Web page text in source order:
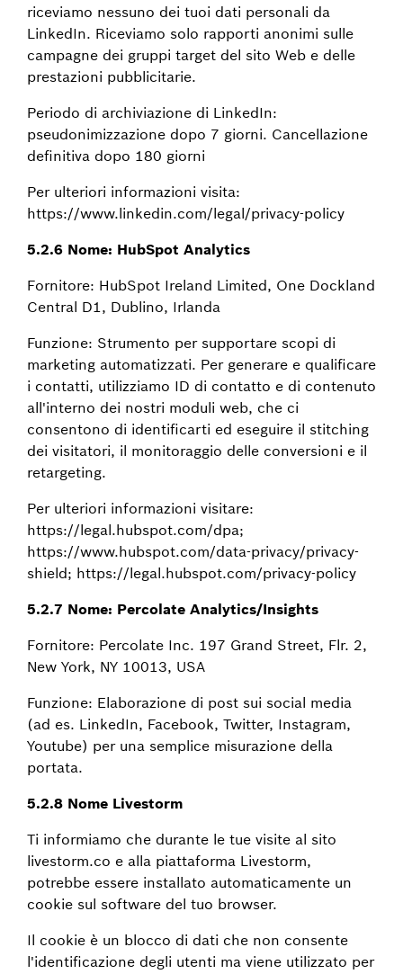
riceviamo nessuno dei tuoi dati personali da
LinkedIn. Riceviamo solo rapporti anonimi sulle
campagne dei gruppi target del sito Web e delle
prestazioni pubblicitarie.
Periodo di archiviazione di LinkedIn:
pseudonimizzazione dopo 7 giorni. Cancellazione
definitiva dopo 180 giorni
Per ulteriori informazioni visita:
https://www.linkedin.com/legal/privacy-policy
5.2.6 Nome: HubSpot Analytics
Fornitore: HubSpot Ireland Limited, One Dockland
Central D1, Dublino, Irlanda
Funzione: Strumento per supportare scopi di
marketing automatizzati. Per generare e qualificare
i contatti, utilizziamo ID di contatto e di contenuto
all'interno dei nostri moduli web, che ci
consentono di identificarti ed eseguire il stitching
dei visitatori, il monitoraggio delle conversioni e il
retargeting.
Per ulteriori informazioni visitare:
https://legal.hubspot.com/dpa;
https://www.hubspot.com/data-privacy/privacy-
shield; https://legal.hubspot.com/privacy-policy
5.2.7 Nome: Percolate Analytics/Insights
Fornitore: Percolate Inc. 197 Grand Street, Flr. 2,
New York, NY 10013, USA
Funzione: Elaborazione di post sui social media
(ad es. LinkedIn, Facebook, Twitter, Instagram,
Youtube) per una semplice misurazione della
portata.
5.2.8 Nome Livestorm
Ti informiamo che durante le tue visite al sito
livestorm.co e alla piattaforma Livestorm,
potrebbe essere installato automaticamente un
cookie sul software del tuo browser.
Il cookie è un blocco di dati che non consente
l'identificazione degli utenti ma viene utilizzato per